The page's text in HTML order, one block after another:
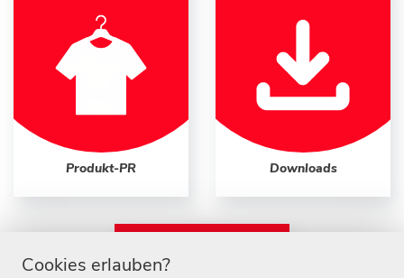
Produkt-PR Downloads
Cookies erlauben?